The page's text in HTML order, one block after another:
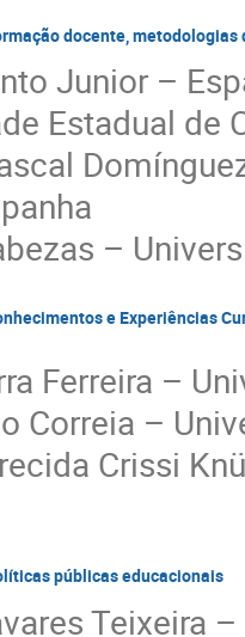
docente,
Junior –
Estadual de
–
e Experiências
Ferreira –
Correia –
Crissi
públicas educacionais
Teixeira